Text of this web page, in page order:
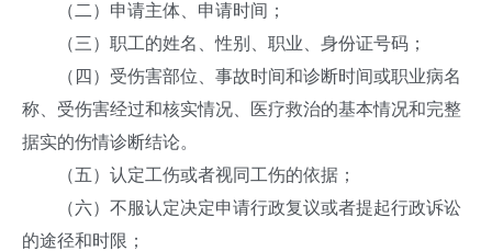
（二）申请主体、申请时间；
（三）职工的姓名、性别、职业、身份证号码；
（四）受伤害部位、事故时间和诊断时间或职业病名
称、受伤害经过和核实情况、医疗救治的基本情况和完整
据实的伤情诊断结论。
（五）认定工伤或者视同工伤的依据；
（六）不服认定决定申请行政复议或者提起行政诉讼
的途径和时限；